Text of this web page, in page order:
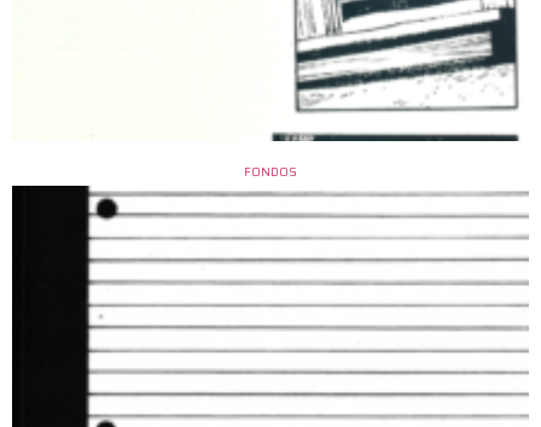
FONDOS